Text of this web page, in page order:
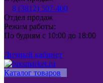
8 (3812) 507-400
Отдел продаж
Режим работы:
По будням с 10:00 до 18:00
Личный кабинет
Каталог товаров